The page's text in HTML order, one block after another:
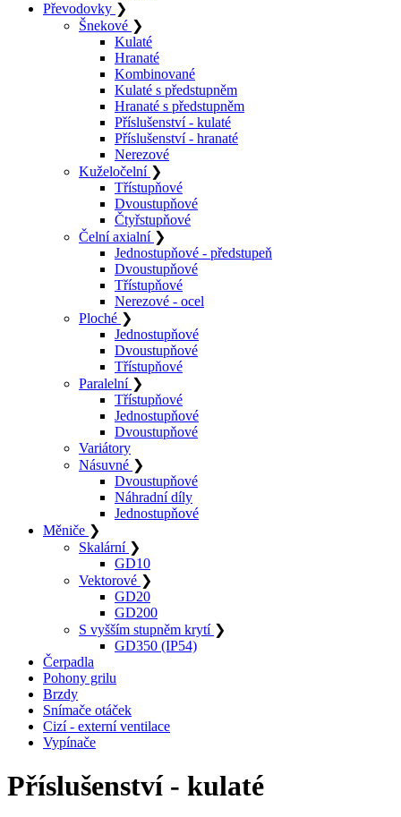
Převodovky ❯
Šnekové ❯
Kulaté
Hranaté
Kombinované
Kulaté s předstupněm
Hranaté s předstupněm
Příslušenství - kulaté
Příslušenství - hranaté
Nerezové
Kuželočelní ❯
Třístupňové
Dvoustupňové
Čtyřstupňové
Čelní axialní ❯
Jednostupňové - předstupeň
Dvoustupňové
Třístupňové
Nerezové - ocel
Ploché ❯
Jednostupňové
Dvoustupňové
Třístupňové
Paralelní ❯
Třístupňové
Jednostupňové
Dvoustupňové
Variátory
Násuvné ❯
Dvoustupňové
Náhradní díly
Jednostupňové
Měniče ❯
Skalární ❯
GD10
Vektorové ❯
GD20
GD200
S vyšším stupněm krytí ❯
GD350 (IP54)
Čerpadla
Pohony grilu
Brzdy
Snímače otáček
Cizí - externí ventilace
Vypínače
Příslušenství - kulaté